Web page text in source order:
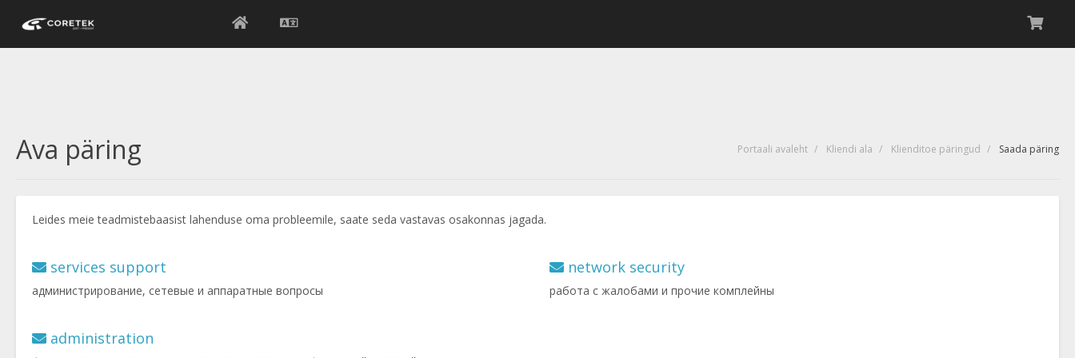
Ava päring Portaali avaleht Kliendi ala Klienditoe päringud Saada päring
Leides meie teadmistebaasist lahenduse oma probleemile, saate seda vastavas osakonnas jagada.
services support
администрирование, сетевые и аппаратные вопросы
network security
работа с жалобами и прочие комплейны
administration